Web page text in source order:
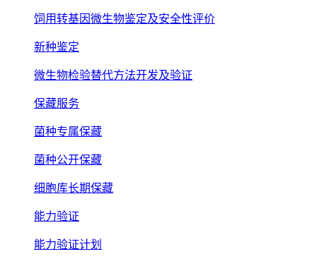
饲用转基因微生物鉴定及安全性评价
新种鉴定
微生物检验替代方法开发及验证
保藏服务
菌种专属保藏
菌种公开保藏
细胞库长期保藏
能力验证
能力验证计划